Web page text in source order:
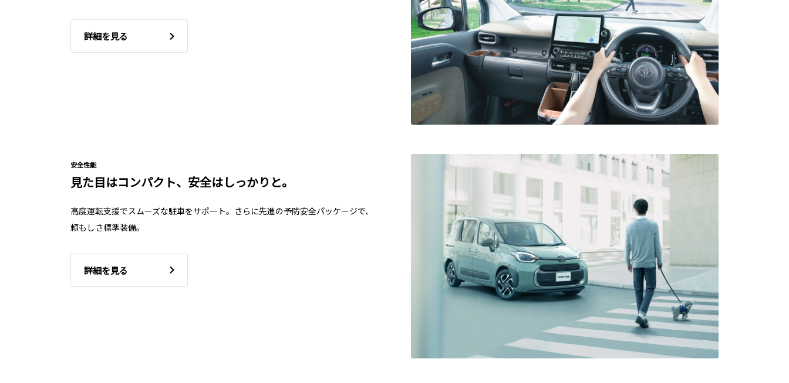
詳細を見る
安全性能
見た目はコンパクト、安全はしっかりと。
高度運転支援でスムーズな駐車をサポート。さらに先進の予防安全パッケージで、
頼もしさ標準装備。
詳細を見る